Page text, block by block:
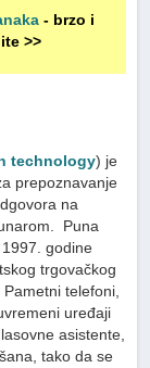
- brzo i
>>
technology) je
prepoznavanje
na
Puna
godine
trgovačkog
telefoni,
uređaji
asistente,
tako da se